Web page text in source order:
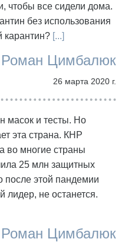
чтобы все сидели дома.
без использования
карантин? [...]
Роман Цимбалюк
26 марта 2020 г.
масок и тесты. Но
эта страна. КНР
во многие страны
25 млн защитных
после этой пандемии
лидер, не останется.
Роман Цимбалюк